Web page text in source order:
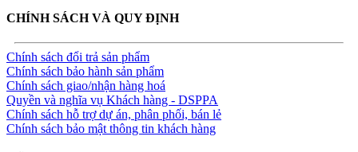
CHÍNH SÁCH VÀ QUY ĐỊNH
Chính sách đổi trả sản phẩm
Chính sách bảo hành sản phẩm
Chính sách giao/nhận hàng hoá
Quyền và nghĩa vụ Khách hàng - DSPPA
Chính sách hỗ trợ dự án, phân phối, bán lẻ
Chính sách bảo mật thông tin khách hàng